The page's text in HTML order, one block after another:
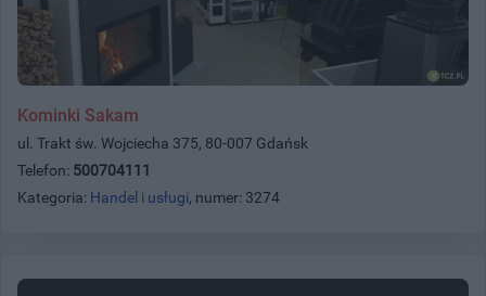
Kominki Sakam
ul. Trakt św. Wojciecha 375, 80-007 Gdańsk
Telefon: 500704111
Kategoria: Handel i usługi, numer: 3274